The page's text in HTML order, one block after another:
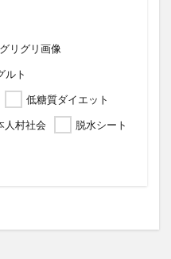
グリグリ画像
ルト
低糖質ダイエット
人村社会 脱水シート